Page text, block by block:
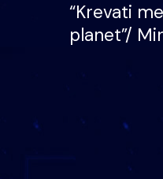
“Krevati
planet”/
mungojë